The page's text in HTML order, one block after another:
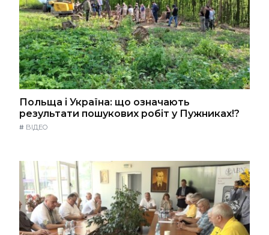
Польща і Україна: що означають
результати пошукових робіт у Пужниках!?
# ВІДЕО